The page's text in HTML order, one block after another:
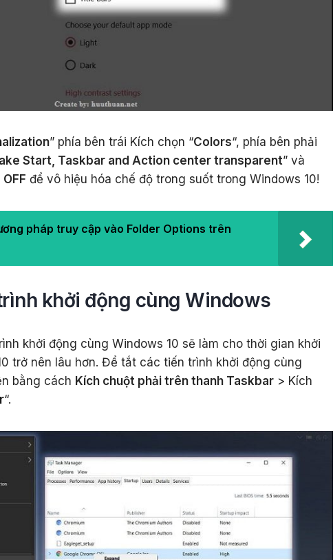
” phía bên trái Kích chọn “Colors“, phía bên phải
Start, Taskbar and Action center transparent” và
OFF để vô hiệu hóa chế độ trong suốt trong Windows 10!
pháp truy cập vào Folder Options trên
khởi động cùng Windows
khởi động cùng Windows 10 sẽ làm cho thời gian khởi
trở nên lâu hơn. Để tắt các tiến trình khởi động cùng
bằng cách Kích chuột phải trên thanh Taskbar > Kích
“.